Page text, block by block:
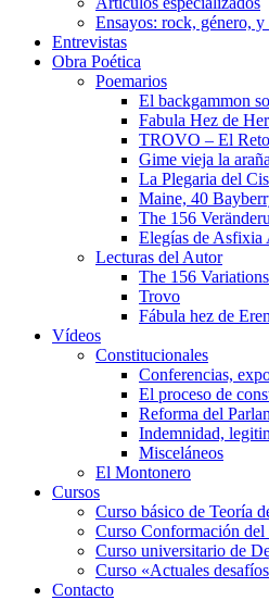
Ensayos: rock, género, y
Entrevistas
Obra Poética
Poemarios
El backgammon
Fabula Hez de
TROVO – El
Gime vieja la
La Plegaria del
Maine, 40
The 156
Elegías de Asfixia
Lecturas del Autor
The 156 Variations
Trovo
Fábula hez de
Vídeos
Constitucionales
Conferencias,
El proceso de
Reforma del
Indemnidad,
Misceláneos
El Montonero
Cursos
Curso básico de Teoría
Curso Conformación del
Curso universitario de
Curso «Actuales
Contacto